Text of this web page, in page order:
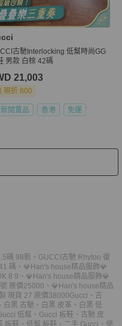
古馳Interlocking 低幫時尚GG
男款 白棕 42碼
21,003
現折 800
閒置品 香港 免運
碼 98新 、 GUCCI古馳 Rhyton 復
碼 、 💎Han's house精品服飾💎
8 9 、 💎Han's house精品服飾💎
原價25000 、 💎Han's house精品
現貨 27 原價38000Gucci 、 古
、 白黑 古馳 、 白黑 皮革 、 白黑 低
低幫 、 Gucci 板鞋 、 古馳 皮
板鞋 、 低幫 板鞋 、 二手 Gucci 、 便